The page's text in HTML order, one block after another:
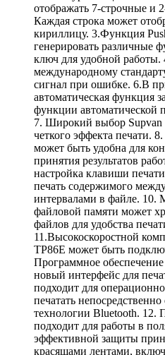
отображать 7-строчные и
Каждая строка может
кириллицу. 3.Функция
генерировать различные
ключ для удобной работы.
международному
сигнал при ошибке. 6.В
автоматическая функция
функции автоматической
7. Широкий выбор Supvan
четкого эффекта печати.
может быть удобна для
принятия результатов
настройка клавиши
печать содержимого
интервалами в файле. 10.
файловой памяти может
файлов для удобства
11.Высокоскоростной
TP86E может быть
Программное
новый интерфейс для
подходит для
печатать
технологии Bluetooth. 12.
подходит для работы в
эффективной защиты
красящами лентами,